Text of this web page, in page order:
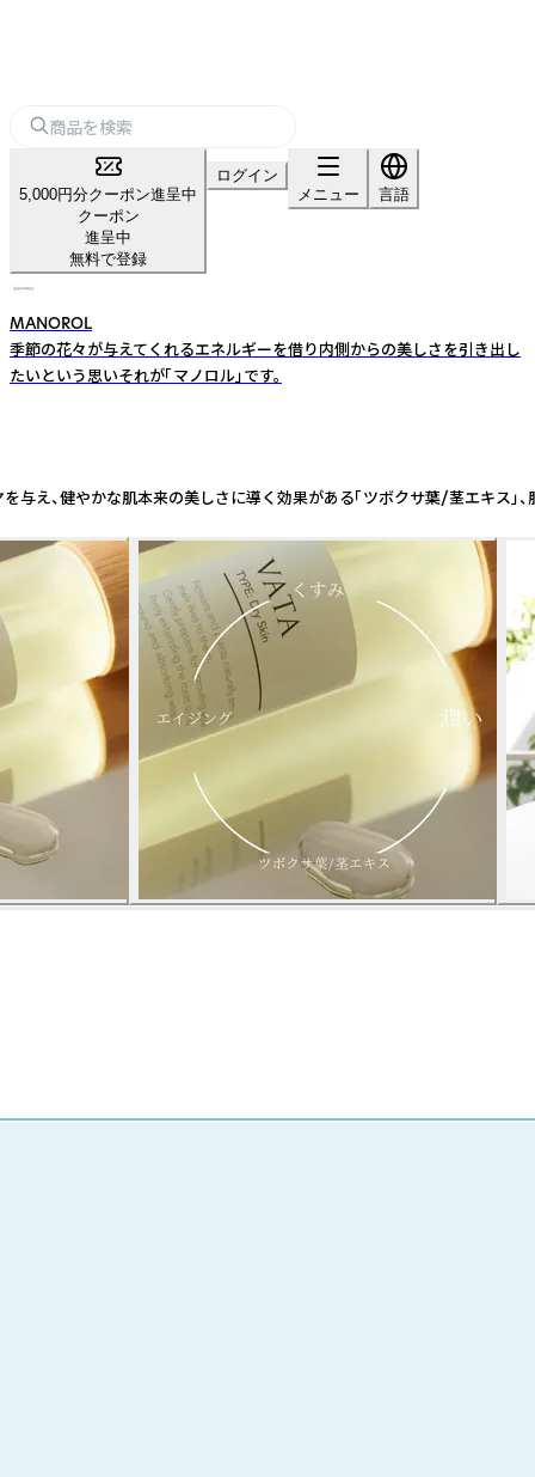
5,000円分クーポン進呈中
クーポン
進呈中
無料で登録
ログイン
メニュー
言語
MANOROL
季節の花々が与えてくれるエネルギーを借り内側からの美しさを引き出し
たいという思いそれが「マノロル」です。
、健やかな肌本来の美しさに導く効果がある「ツボクサ葉/茎エ